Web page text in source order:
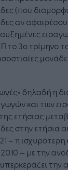
(που
αν
το 3ο τρίμηνο
δηλαδή η
και των
ετήσιας
στην ετήσια
– η
– με την
την